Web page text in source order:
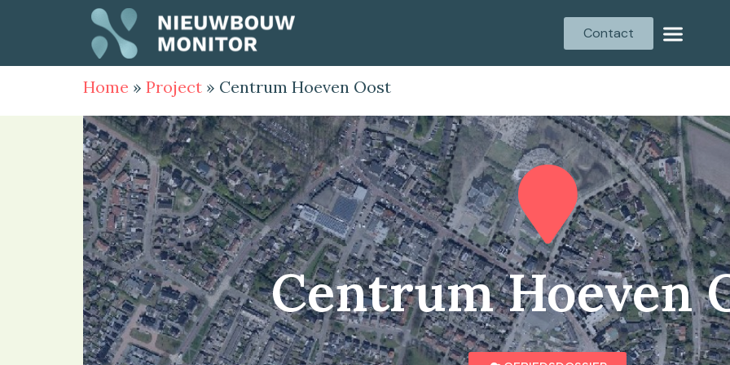
Contact
Home » Project » Centrum Hoeven Oost
Centrum Hoeven